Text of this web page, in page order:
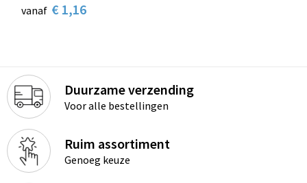
vanaf € 1,16
Duurzame verzending
Voor alle bestellingen
Ruim assortiment
Genoeg keuze